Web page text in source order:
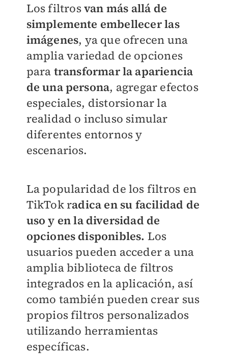
Los filtrosvan más allá de
simplemente embellecer las
imágenes, ya que ofrecen una
amplia variedad de opciones
para transformar la apariencia
de una persona, agregar efectos
especiales, distorsionar la
realidad o incluso simular
diferentes entornos y
escenarios.
La popularidad de los filtros en
TikTok radica en su facilidad de
uso y en la diversidad de
opciones disponibles. Los
usuarios pueden acceder a una
amplia biblioteca de filtros
integrados en la aplicación, así
como también pueden crear sus
propios filtros personalizados
utilizando herramientas
específicas.